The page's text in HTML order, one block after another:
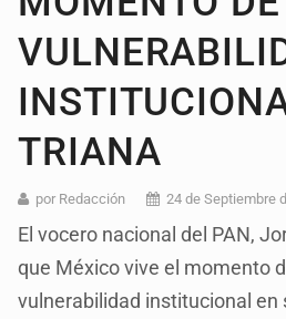
TRIANA
por Redacción 24 de Septiembre
El vocero nacional del PAN,
que México vive el momento
vulnerabilidad institucional en